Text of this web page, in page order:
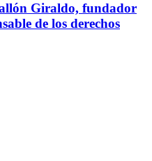
Giraldo, fundador
de los derechos